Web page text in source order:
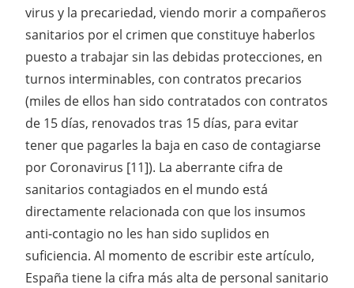
virus y la precariedad, viendo morir a compañeros
sanitarios por el crimen que constituye haberlos
puesto a trabajar sin las debidas protecciones, en
turnos interminables, con contratos precarios
(miles de ellos han sido contratados con contratos
de 15 días, renovados tras 15 días, para evitar
tener que pagarles la baja en caso de contagiarse
por Coronavirus [11]). La aberrante cifra de
sanitarios contagiados en el mundo está
directamente relacionada con que los insumos
anti-contagio no les han sido suplidos en
suficiencia. Al momento de escribir este artículo,
España tiene la cifra más alta de personal sanitario